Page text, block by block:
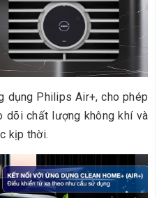
dụng Philips Air+, cho phép
dõi chất lượng không khí và
kịp thời.